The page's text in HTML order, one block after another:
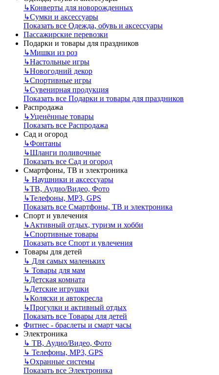
↳Конверты для новорожденных
↳Сумки и аксессуары
Показать все Одежда, обувь и аксессуары
Пассажирские перевозки
Подарки и товары для праздников
↳Мишки из роз
↳Настольные игры
↳Новогодний декор
↳Спортивные игры
↳Сувенирная продукция
Показать все Подарки и товары для праздников
Распродажа
↳Уценённые товары
Показать все Распродажа
Сад и огород
↳Фонтаны
↳Шланги поливочные
Показать все Сад и огород
Смартфоны, ТВ и электроника
↳ Наушники и аксессуары
↳ТВ, Аудио/Видео, Фото
↳Телефоны, МР3, GPS
Показать все Смартфоны, ТВ и электроника
Спорт и увлечения
↳Активный отдых, туризм и хобби
↳Спортивные товары
Показать все Спорт и увлечения
Товары для детей
↳ Для самых маленьких
↳ Товары для мам
↳Детская комната
↳Детские игрушки
↳Коляски и автокресла
↳Прогулки и активный отдых
Показать все Товары для детей
Фитнес - браслеты и смарт часы
Электроника
↳ ТВ, Аудио/Видео, Фото
↳ Телефоны, МР3, GPS
↳Охранные системы
Показать все Электроника